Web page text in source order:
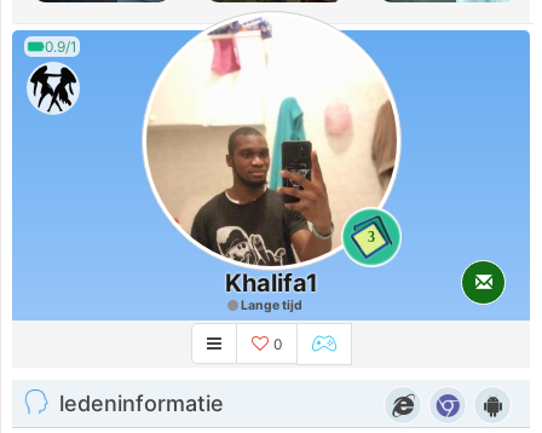
0.9/1
3
Khalifa1
Lange tijd
0
ledeninformatie